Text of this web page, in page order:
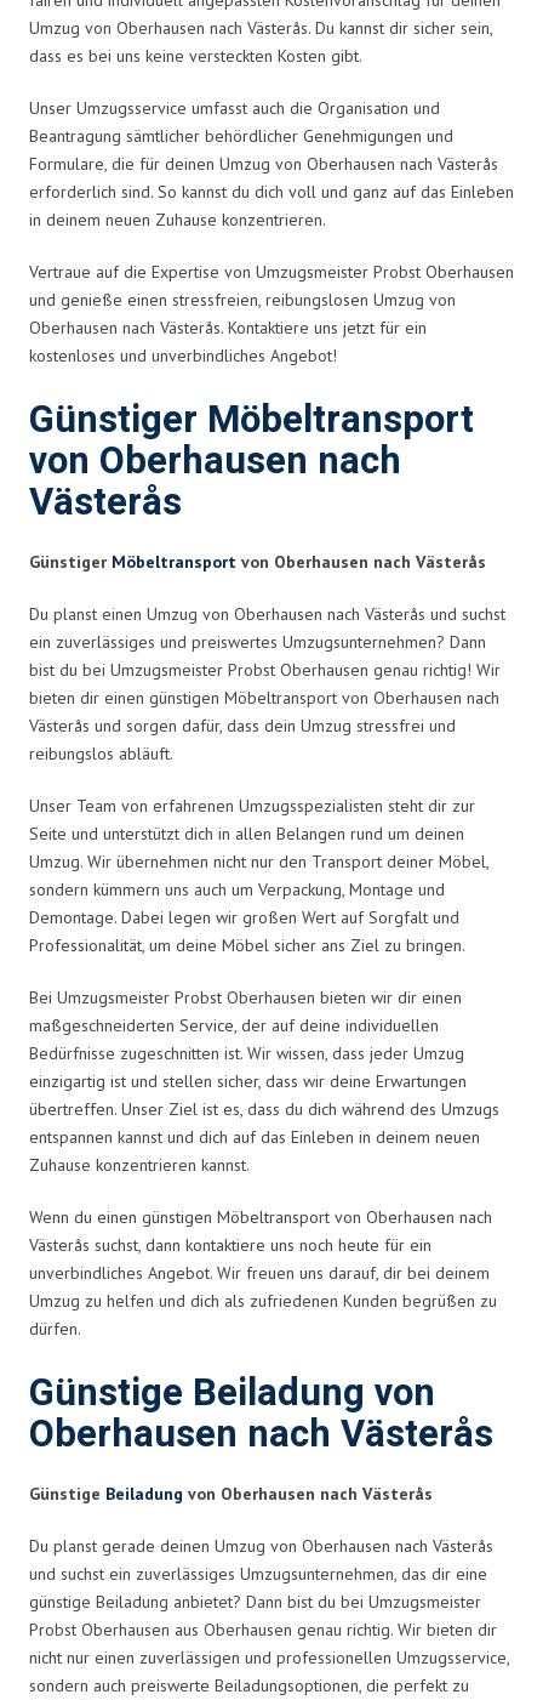
Umzug von Oberhausen nach Västerås. Du kannst dir sicher sein,
dass es bei uns keine versteckten Kosten gibt.
Unser Umzugsservice umfasst auch die Organisation und
Beantragung sämtlicher behördlicher Genehmigungen und
Formulare, die für deinen Umzug von Oberhausen nach Västerås
erforderlich sind. So kannst du dich voll und ganz auf das Einleben
in deinem neuen Zuhause konzentrieren.
Vertraue auf die Expertise von Umzugsmeister Probst Oberhausen
und genieße einen stressfreien, reibungslosen Umzug von
Oberhausen nach Västerås. Kontaktiere uns jetzt für ein
kostenloses und unverbindliches Angebot!
Günstiger Möbeltransport
von Oberhausen nach
Västerås
Günstiger Möbeltransport von Oberhausen nach Västerås
Du planst einen Umzug von Oberhausen nach Västerås und suchst
ein zuverlässiges und preiswertes Umzugsunternehmen? Dann
bist du bei Umzugsmeister Probst Oberhausen genau richtig! Wir
bieten dir einen günstigen Möbeltransport von Oberhausen nach
Västerås und sorgen dafür, dass dein Umzug stressfrei und
reibungslos abläuft.
Unser Team von erfahrenen Umzugsspezialisten steht dir zur
Seite und unterstützt dich in allen Belangen rund um deinen
Umzug. Wir übernehmen nicht nur den Transport deiner Möbel,
sondern kümmern uns auch um Verpackung, Montage und
Demontage. Dabei legen wir großen Wert auf Sorgfalt und
Professionalität, um deine Möbel sicher ans Ziel zu bringen.
Bei Umzugsmeister Probst Oberhausen bieten wir dir einen
maßgeschneiderten Service, der auf deine individuellen
Bedürfnisse zugeschnitten ist. Wir wissen, dass jeder Umzug
einzigartig ist und stellen sicher, dass wir deine Erwartungen
übertreffen. Unser Ziel ist es, dass du dich während des Umzugs
entspannen kannst und dich auf das Einleben in deinem neuen
Zuhause konzentrieren kannst.
Wenn du einen günstigen Möbeltransport von Oberhausen nach
Västerås suchst, dann kontaktiere uns noch heute für ein
unverbindliches Angebot. Wir freuen uns darauf, dir bei deinem
Umzug zu helfen und dich als zufriedenen Kunden begrüßen zu
dürfen.
Günstige Beiladung von
Oberhausen nach Västerås
Günstige Beiladung von Oberhausen nach Västerås
Du planst gerade deinen Umzug von Oberhausen nach Västerås
und suchst ein zuverlässiges Umzugsunternehmen, das dir eine
günstige Beiladung anbietet? Dann bist du bei Umzugsmeister
Probst Oberhausen aus Oberhausen genau richtig. Wir bieten dir
nicht nur einen zuverlässigen und professionellen Umzugsservice,
sondern auch preiswerte Beiladungsoptionen, die perfekt zu